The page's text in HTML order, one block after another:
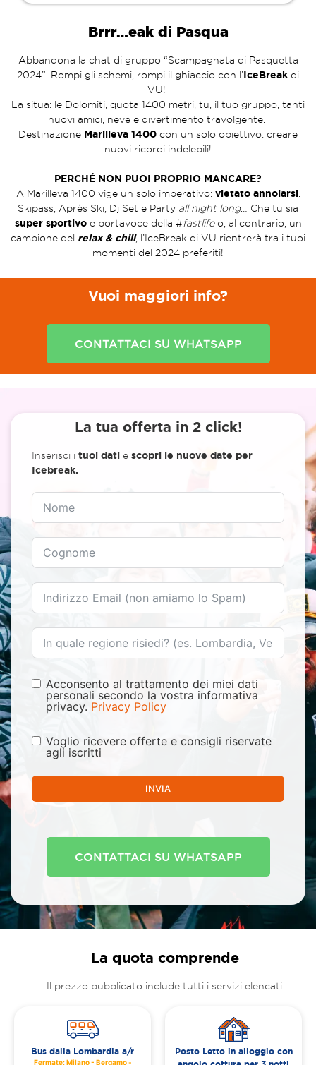
Brrr…eak di Pasqua
Abbandona la chat di gruppo “Scampagnata di Pasquetta
2024”. Rompi gli schemi, rompi il ghiaccio con l’IceBreak di
VU!
La situa: le Dolomiti, quota 1400 metri, tu, il tuo gruppo, tanti
nuovi amici, neve e divertimento travolgente.
Destinazione Marilleva 1400 con un solo obiettivo: creare
nuovi ricordi indelebili!
PERCHÉ NON PUOI PROPRIO MANCARE?
A Marilleva 1400 vige un solo imperativo: vietato annoiarsi.
Skipass, Après Ski, Dj Set e Party all night long… Che tu sia
super sportivoe portavoce della #fastlifeo, al contrario, un
campione del relax & chill, l’IceBreak di VU rientrerà tra i tuoi
momenti del 2024 preferiti!
Vuoi maggiori info?
CONTATTACI SU WHATSAPP
La tua offerta in 2 click!
Inserisci i tuoi dati e scopri le nuove date per
Icebreak.
Acconsento al trattamento dei miei dati
personali secondo la vostra informativa
privacy. Privacy Policy
Voglio ricevere offerte e consigli riservate
agli iscritti
INVIA
CONTATTACI SU WHATSAPP
La quota comprende
Il prezzo pubblicato include tutti i servizi elencati.
Bus dalla Lombardia a/r
Fermate: Milano - Bergamo -
Posto Letto in alloggio con